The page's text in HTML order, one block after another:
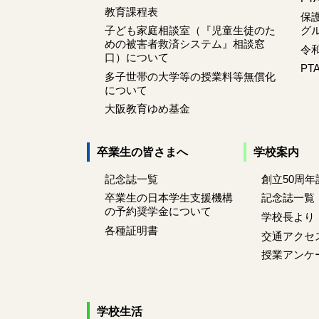
教育課程表
子ども家庭相談室（『児童生徒のた
めの被害者救済システム』相談窓
口）について
多子世帯の大学等の授業料等無償化
について
大阪教育ゆめ基金
保
グ
令
卒業生の皆さまへ
記念誌一覧
卒業生の日本学生支援機構
の予約奨学金について
各種証明書
学校案内
創立50周年
記念誌一覧
学校長より
交通アクセ
授業アンケ
学校生活